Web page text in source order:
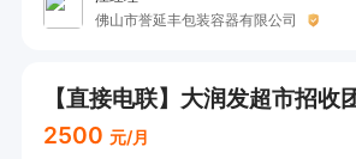
佛山市誉延丰包装容器有限公司
2500 元/月